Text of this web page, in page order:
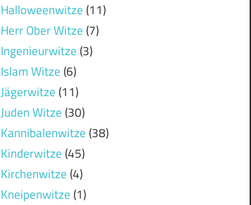
Halloweenwitze(11)
Herr Ober Witze(7)
Ingenieurwitze(3)
Islam Witze(6)
Jägerwitze(11)
Juden Witze(30)
Kannibalenwitze(38)
Kinderwitze(45)
Kirchenwitze(4)
Kneipenwitze(1)